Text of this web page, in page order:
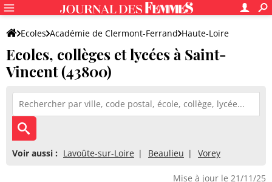
Ecoles Académie de Clermont-Ferrand Haute-Loire
Ecoles, collèges et lycées à Saint-
Vincent (43800)
Voir aussi : Lavoûte-sur-Loire Beaulieu Vorey
Mise à jour le 21/11/25